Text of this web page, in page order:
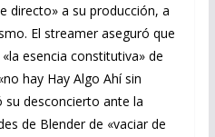
directo» a su producción, a
El streamer aseguró que
esencia constitutiva» de
hay Hay Algo Ahí sin
su desconcierto ante la
de Blender de «vaciar de